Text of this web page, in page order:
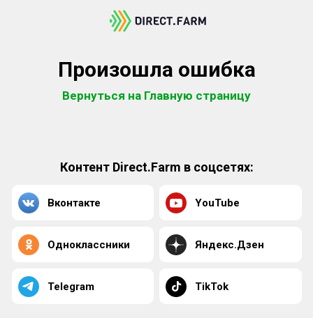
Произошла ошибка
Вернуться на Главную страницу
Контент Direct.Farm в соцсетях:
Вконтакте YouTube
Одноклассники Яндекс.Дзен
Telegram TikTok